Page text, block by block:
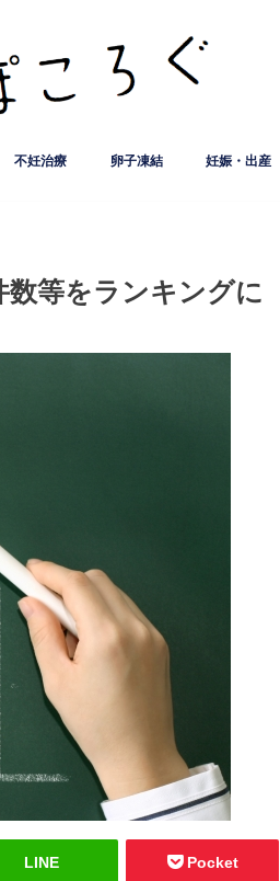
不妊治療 卵子凍結 妊娠・出産
数等をランキングに
LINE Pocket